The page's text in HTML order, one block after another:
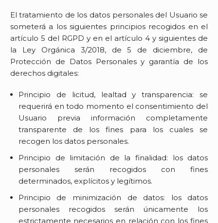
El tratamiento de los datos personales del Usuario se
someterá a los siguientes principios recogidos en el
artículo 5 del RGPD y en el artículo 4 y siguientes de
la Ley Orgánica 3/2018, de 5 de diciembre, de
Protección de Datos Personales y garantía de los
derechos digitales:
Principio de licitud, lealtad y transparencia: se
requerirá en todo momento el consentimiento del
Usuario previa información completamente
transparente de los fines para los cuales se
recogen los datos personales.
Principio de limitación de la finalidad: los datos
personales serán recogidos con fines
determinados, explícitos y legítimos.
Principio de minimización de datos: los datos
personales recogidos serán únicamente los
estrictamente necesarios en relación con los fines